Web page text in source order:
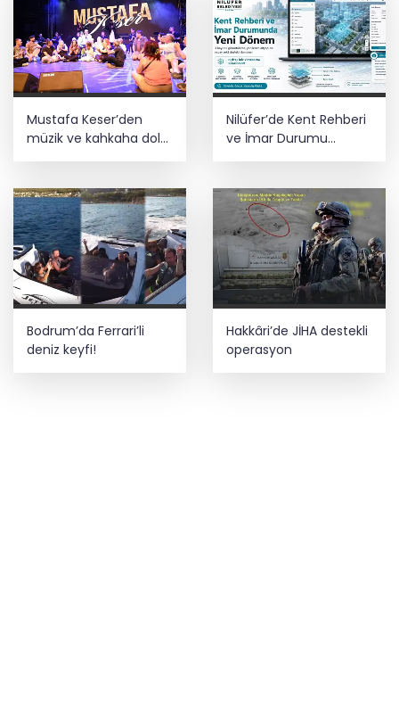
Mustafa Keser’den
müzik ve kahkaha dolu
gece
Nilüfer’de Kent Rehberi
ve İmar Durumu
Sorgulama yenilendi
Bodrum’da Ferrari’li
deniz keyfi!
Hakkâri’de JİHA destekli
operasyon